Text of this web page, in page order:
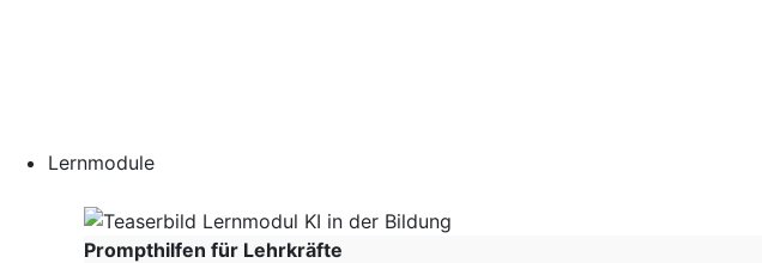
Lernmodule
Prompthilfen für Lehrkräfte